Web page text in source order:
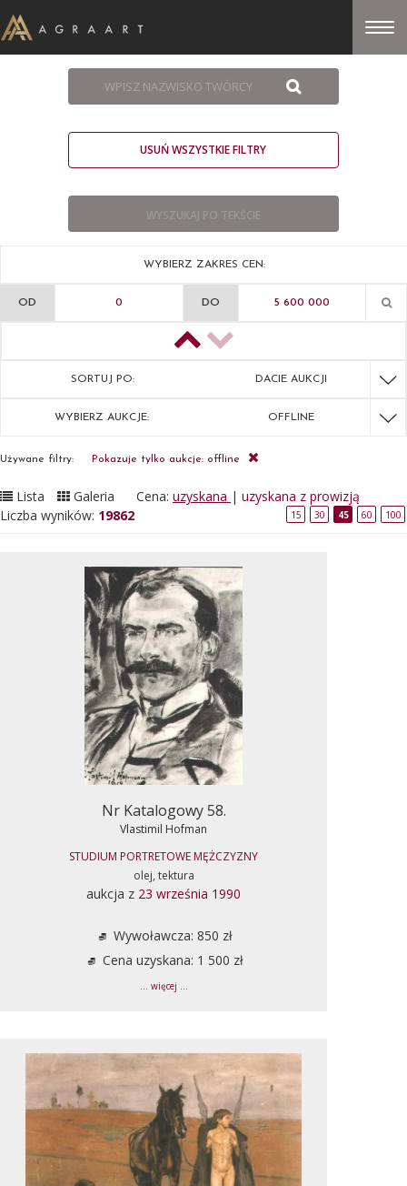
USUŃ WSZYSTKIE FILTRY
WYBIERZ ZAKRES CEN:
OD DO
SORTUJ PO: DACIE AUKCJI
WYBIERZ AUKCJE: OFFLINE
Używane filtry: Pokazuje tylko aukcje: offline
Lista Galeria Cena: uzyskana | uzyskana z prowizją
Liczba wyników: 19862 15 30 45 60 100
Nr Katalogowy 58.
Vlastimil Hofman
STUDIUM PORTRETOWE MĘŻCZYZNY
olej, tektura
aukcja z 23 września 1990
Wywoławcza: 850 zł
Cena uzyskana: 1 500 zł
... więcej ...